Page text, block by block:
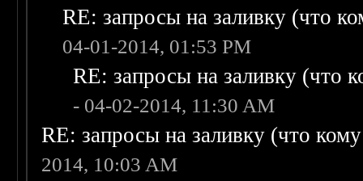
RE: запросы на заливку (что
04-01-2014, 01:53 PM
RE: запросы на заливку (что
- 04-02-2014, 11:30 AM
RE: запросы на заливку (что
2014, 10:03 AM